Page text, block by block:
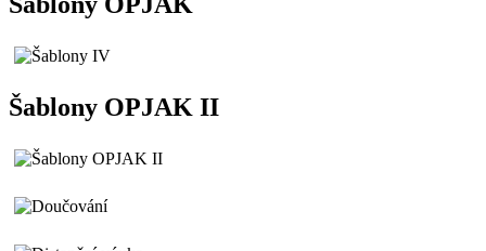
Šablony OPJAK II